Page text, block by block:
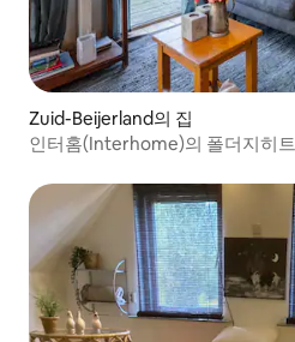
Zuid-Beijerland의 집
인터홈(Interhome)의 폴더지히트